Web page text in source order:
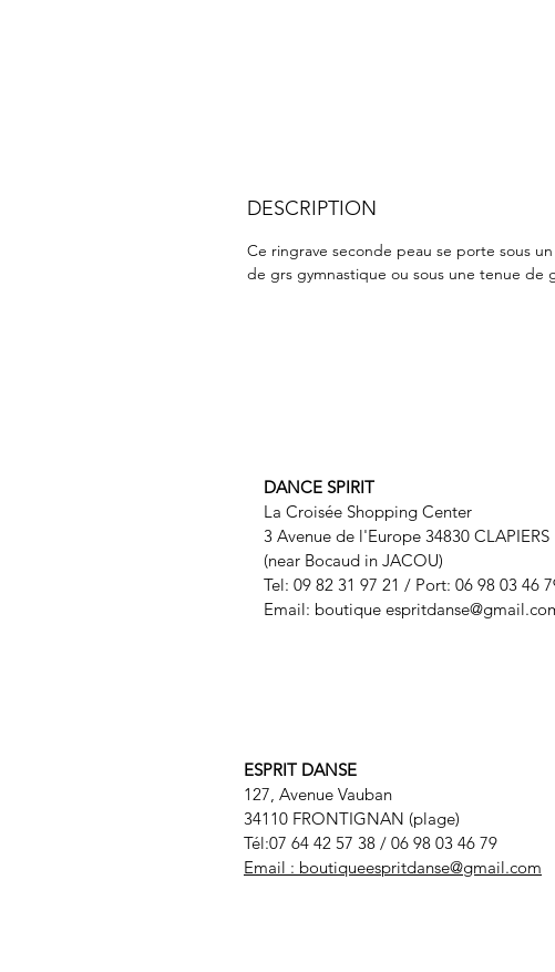
DESCRIPTION
Ce ringrave seconde peau se porte sous
de grs gymnastique ou sous une tenue de
DANCE SPIRIT
La Croisée Shopping Center
3 Avenue de l'Europe 34830 CLAPIERS
(near Bocaud in JACOU)
Tel: 09 82 31 97 21 / Port: 06 98 03 46
Email: boutique
ESPRIT DANSE
127, Avenue Vauban
34110 FRONTIGNAN (plage)
Tél:07 64 42 57 38 / 06 98 03 46 79
Email : boutiqueespritdanse@gmail.com